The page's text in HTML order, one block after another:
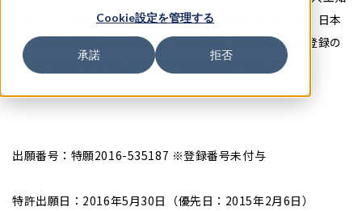
Cookie設定を管理する
承諾 拒否
能を用いて特許調査を行う技術に関する特許査定謄本を、日本
特許庁より受領いたしました。このたび、特許権の設定登録の
ための手続きが完了しましたのでお知らせいたします。
出願番号：特願2016-535187 ※登録番号未付与
特許出願日：2016年5月30日（優先日：2015年2月6日）